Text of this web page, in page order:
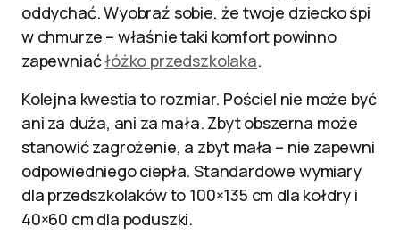
oddychać. Wyobraź sobie, że twoje dziecko śpi
w chmurze – właśnie taki komfort powinno
zapewniaćłóżko przedszkolaka.
Kolejna kwestia to rozmiar. Pościel nie może być
ani za duża, ani za mała. Zbyt obszerna może
stanowić zagrożenie, a zbyt mała – nie zapewni
odpowiedniego ciepła. Standardowe wymiary
dla przedszkolaków to 100×135 cm dla kołdry i
40×60 cm dla poduszki.